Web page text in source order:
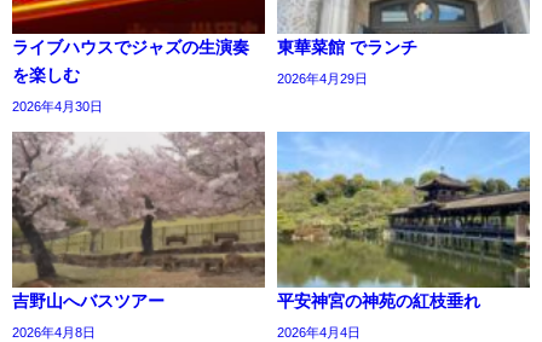
ライブハウスでジャズの生演奏
を楽しむ
2026年4月30日
東華菜館 でランチ
2026年4月29日
吉野山へバスツアー
2026年4月8日
平安神宮の神苑の紅枝垂れ
2026年4月4日